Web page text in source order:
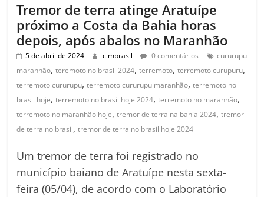
Tremor de terra atinge Aratuípe
próximo a Costa da Bahia horas
depois, após abalos no Maranhão
5 de abril de 2024 clmbrasil 0 comentários
cururupu
maranhão,teremoto no brasil 2024,terremoto,terremoto curupuru,
terremoto cururupu,terremoto cururupu maranhão,terremoto no
brasil hoje,terremoto no brasil hoje 2024,terremoto no maranhão,
terremoto no maranhão hoje,tremor de terra na bahia 2024,tremor
de terra no brasil,tremor de terra no brasil hoje 2024
Um tremor de terra foi registrado no
município baiano de Aratuípe nesta sexta-
feira (05/04), de acordo com o Laboratório